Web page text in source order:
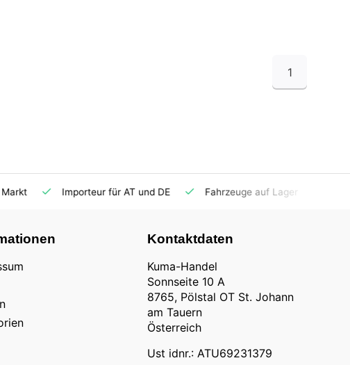
1
Importeur für AT und DE Fahrzeuge auf Lager
Kontaktdaten
Kuma-Handel
Sonnseite 10 A
8765, Pölstal OT St. Johann
am Tauern
Österreich
Ust idnr.: ATU69231379